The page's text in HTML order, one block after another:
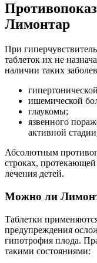
Лимонтар
При
таблеток их не
наличии таких
ишемической
глаукомы;
язвенного
активной
Абсолютным
строках,
лечения детей.
Можно ли
Таблетки
предупреждения
гипотрофия плода.
такими состояниями: